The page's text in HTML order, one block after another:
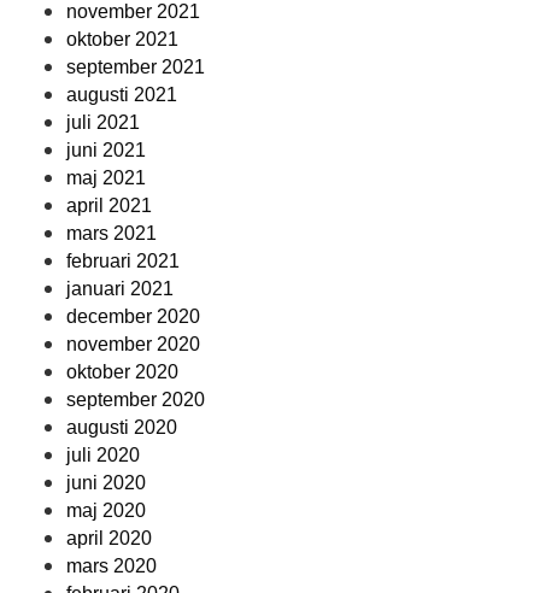
november 2021
oktober 2021
september 2021
augusti 2021
juli 2021
juni 2021
maj 2021
april 2021
mars 2021
februari 2021
januari 2021
december 2020
november 2020
oktober 2020
september 2020
augusti 2020
juli 2020
juni 2020
maj 2020
april 2020
mars 2020